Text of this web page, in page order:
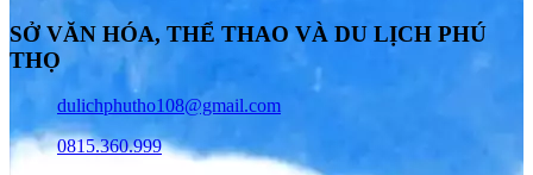
SỞ VĂN HÓA, THỂ THAO VÀ DU LỊCH PHÚ
THỌ
dulichphutho108@gmail.com
0815.360.999